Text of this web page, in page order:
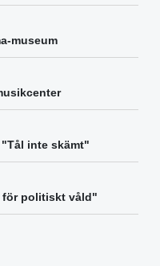
museum
inte skämt"
för politiskt våld"